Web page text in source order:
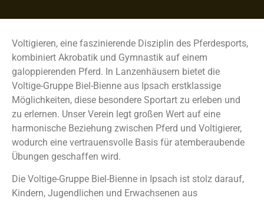
Voltigieren, eine faszinierende Disziplin des Pferdesports,
kombiniert Akrobatik und Gymnastik auf einem
galoppierenden Pferd. In Lanzenhäusern bietet die
Voltige-Gruppe Biel-Bienne aus Ipsach erstklassige
Möglichkeiten, diese besondere Sportart zu erleben und
zu erlernen. Unser Verein legt großen Wert auf eine
harmonische Beziehung zwischen Pferd und Voltigierer,
wodurch eine vertrauensvolle Basis für atemberaubende
Übungen geschaffen wird.
Die Voltige-Gruppe Biel-Bienne in Ipsach ist stolz darauf,
Kindern, Jugendlichen und Erwachsenen aus